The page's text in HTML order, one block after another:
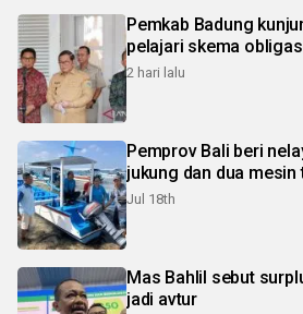
Pemkab Badung
pelajari skema
2 hari lalu
Pemprov Bali beri
jukung dan dua mesin
Jul 18th
Mas Bahlil sebut
jadi avtur